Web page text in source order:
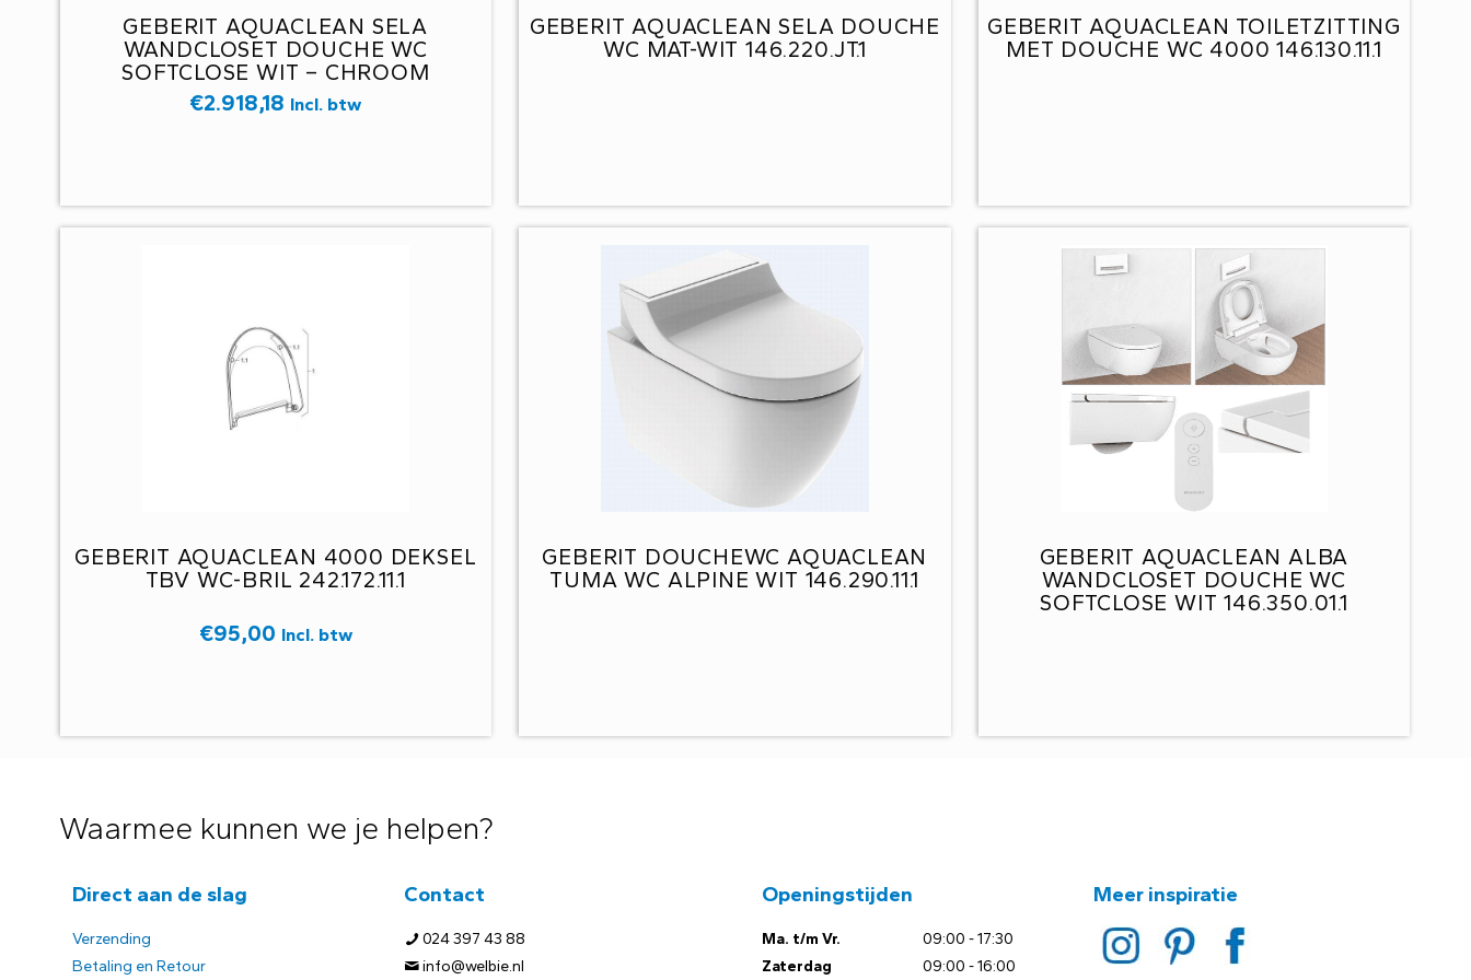
GEBERIT AQUACLEAN SELA
WANDCLOSET DOUCHE WC
SOFTCLOSE WIT – CHROOM
146.220.21.1
€2.918,18 Incl. btw
GEBERIT AQUACLEAN SELA DOUCHE
WC MAT-WIT 146.220.JT.1
GEBERIT AQUACLEAN TOILETZITTING
MET DOUCHE WC 4000 146.130.11.1
GEBERIT AQUACLEAN 4000 DEKSEL
TBV WC-BRIL 242.172.11.1
€95,00 Incl. btw
GEBERIT DOUCHEWC AQUACLEAN
TUMA WC ALPINE WIT 146.290.11.1
GEBERIT AQUACLEAN ALBA
WANDCLOSET DOUCHE WC
SOFTCLOSE WIT 146.350.01.1
Waarmee kunnen we je helpen?
Direct aan de slag
Verzending
Betaling en Retour
Contact
024 397 43 88
info@welbie.nl
Openingstijden
Ma. t/m Vr.
Zaterdag
09:00 - 17:30
09:00 - 16:00
Meer inspiratie